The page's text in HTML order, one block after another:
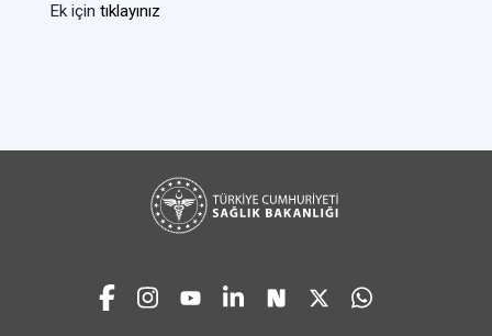
Ek için tıklayınız